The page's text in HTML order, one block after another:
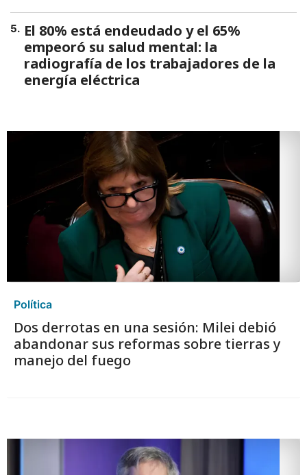
5. El 80% está endeudado y el 65%
empeoró su salud mental: la
radiografía de los trabajadores de la
energía eléctrica
Política
Dos derrotas en una sesión: Milei debió
abandonar sus reformas sobre tierras y
manejo del fuego